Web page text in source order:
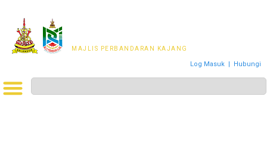
MAJLIS PERBANDARAN KAJANG
Log Masuk | Hubungi